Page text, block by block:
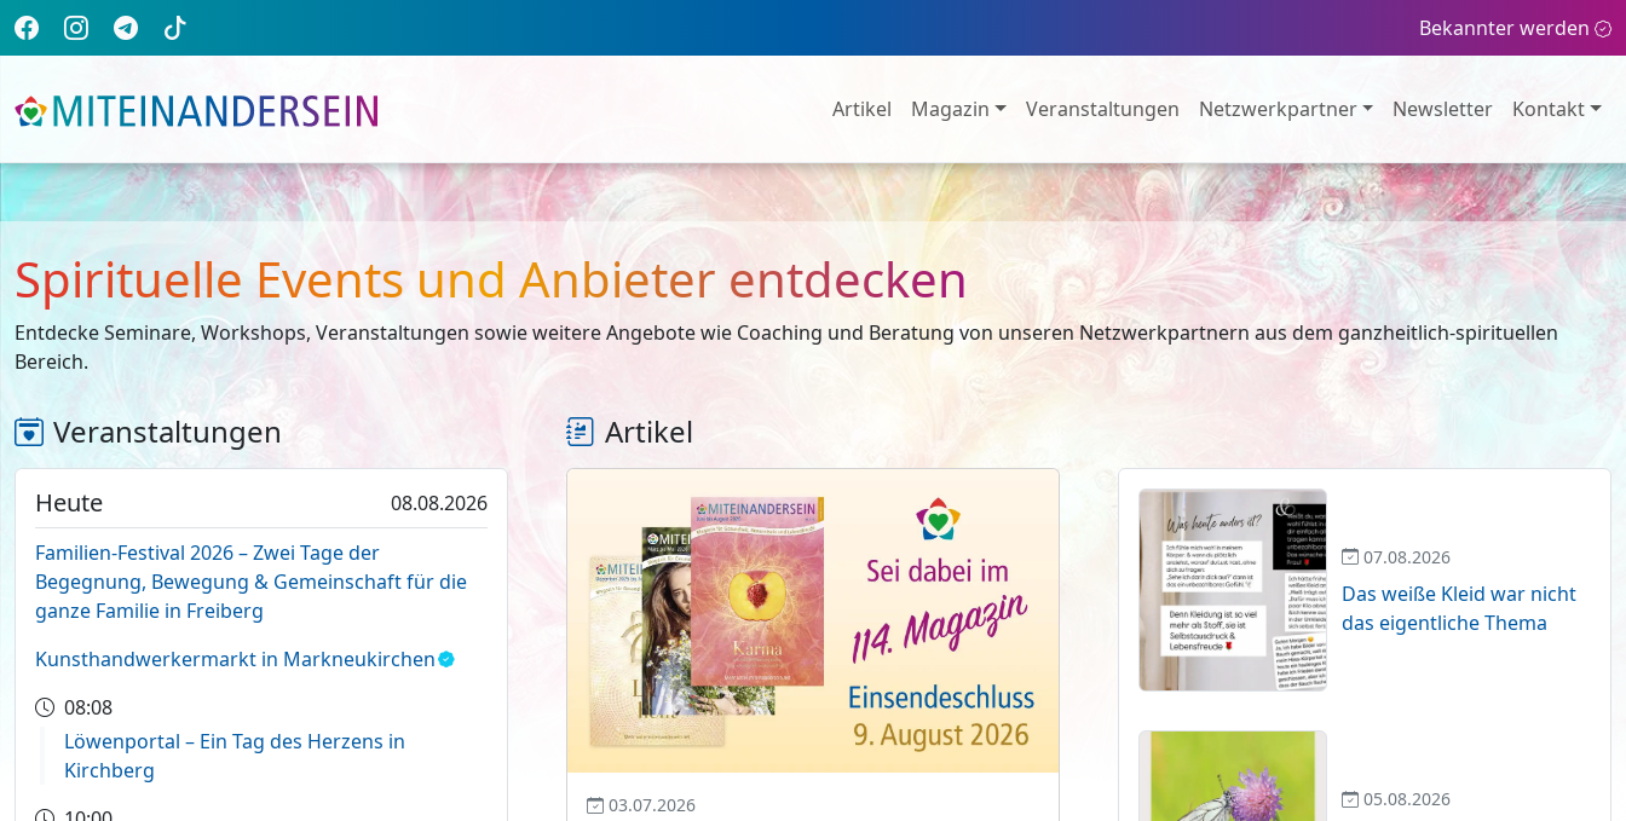
Bekannter werden
Artikel Magazin Veranstaltungen Netzwerkpartner Newsletter Kontakt
Spirituelle Events und Anbieter entdecken
Entdecke Seminare, Workshops, Veranstaltungen sowie weitere Angebote wie Coaching und Beratung von unseren Netzwerkpartnern aus dem ganzheitlich-spirituellen
Bereich.
Veranstaltungen
Heute
08.08.2026
Familien-Festival 2026 – Zwei Tage der
Begegnung, Bewegung & Gemeinschaft für die
ganze Familie in Freiberg
Kunsthandwerkermarkt in Markneukirchen
08:08
Löwenportal – Ein Tag des Herzens in
Kirchberg
Artikel
03.07.2026
07.08.2026
Das weiße Kleid war nicht
das eigentliche Thema
05.08.2026